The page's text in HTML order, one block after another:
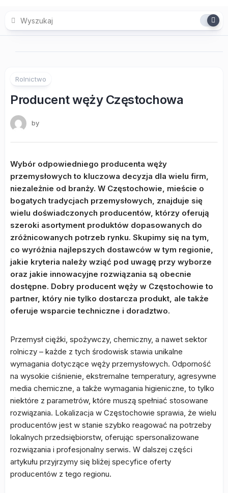
content
Rolnictwo
Producent węży Częstochowa
by
Wybór odpowiedniego producenta węży
przemysłowych to kluczowa decyzja dla wielu firm,
niezależnie od branży. W Częstochowie, mieście o
bogatych tradycjach przemysłowych, znajduje się
wielu doświadczonych producentów, którzy oferują
szeroki asortyment produktów dopasowanych do
zróżnicowanych potrzeb rynku. Skupimy się na tym,
co wyróżnia najlepszych dostawców w tym regionie,
jakie kryteria należy wziąć pod uwagę przy wyborze
oraz jakie innowacyjne rozwiązania są obecnie
dostępne. Dobry producent węży w Częstochowie to
partner, który nie tylko dostarcza produkt, ale także
oferuje wsparcie techniczne i doradztwo.
Przemysł ciężki, spożywczy, chemiczny, a nawet sektor
rolniczy – każde z tych środowisk stawia unikalne
wymagania dotyczące węży przemysłowych. Odporność
na wysokie ciśnienie, ekstremalne temperatury, agresywne
media chemiczne, a także wymagania higieniczne, to tylko
niektóre z parametrów, które muszą spełniać stosowane
rozwiązania. Lokalizacja w Częstochowie sprawia, że wielu
producentów jest w stanie szybko reagować na potrzeby
lokalnych przedsiębiorstw, oferując spersonalizowane
rozwiązania i profesjonalny serwis. W dalszej części
artykułu przyjrzymy się bliżej specyfice oferty
producentów z tego regionu.